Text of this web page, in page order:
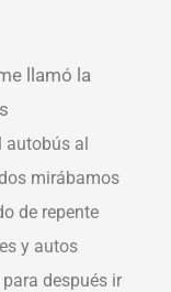
llamó la
autobús al
mirábamos
de repente
y autos
después ir